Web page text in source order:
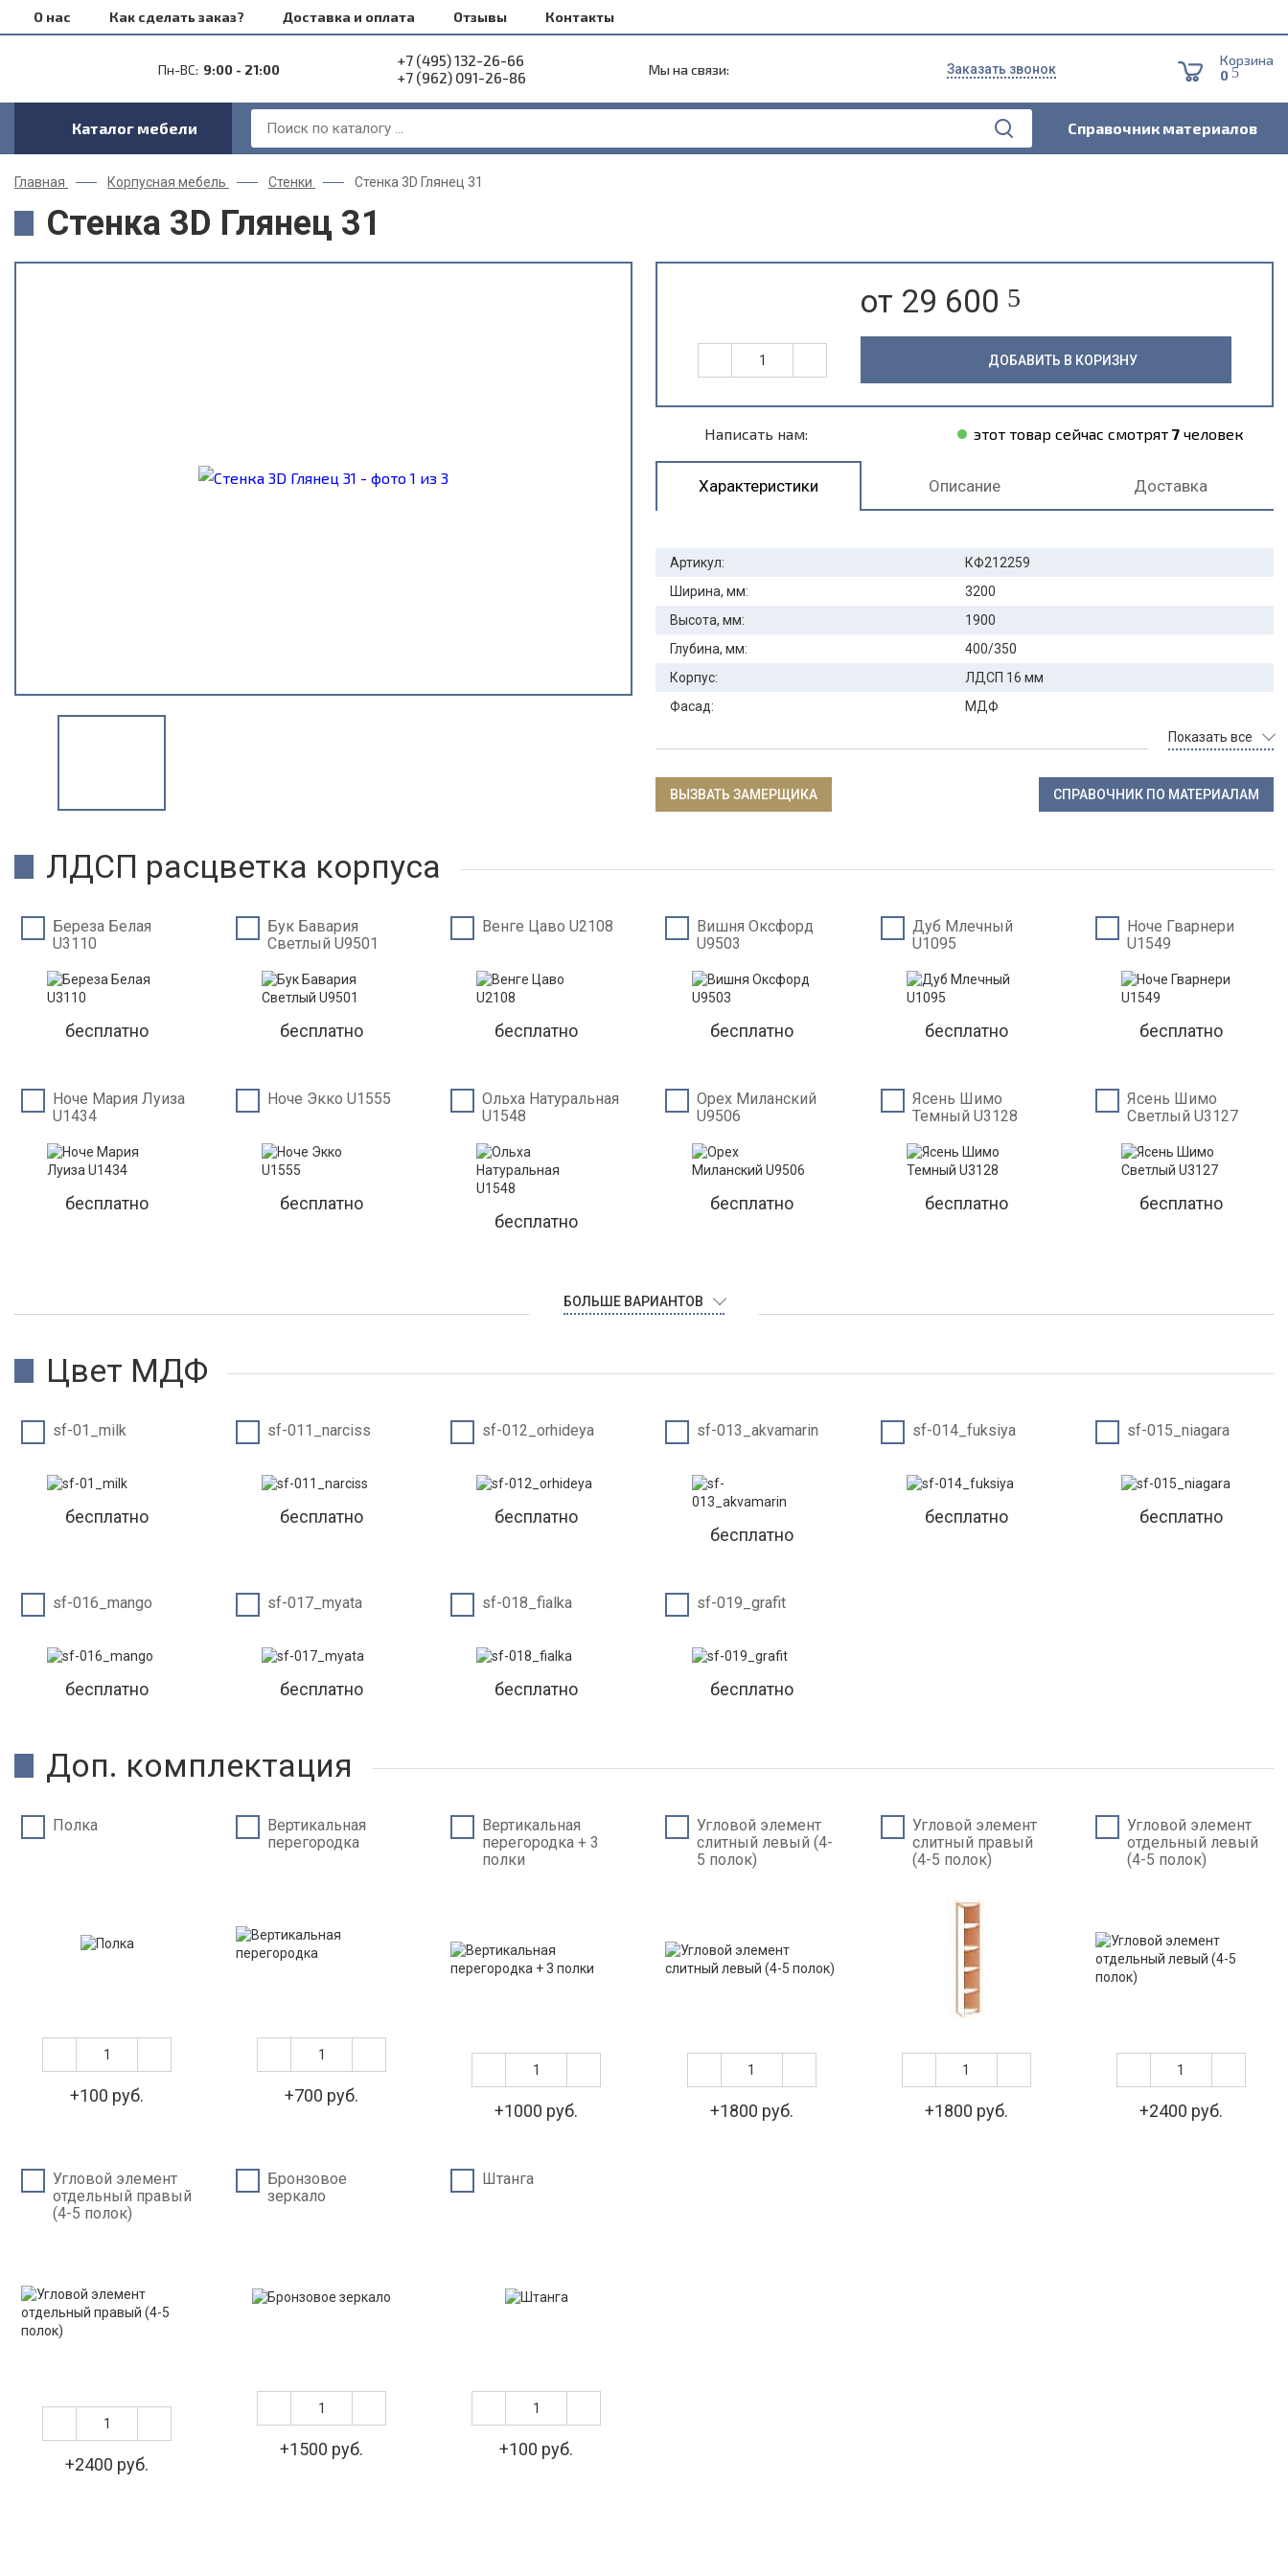
О нас Как сделать заказ? Доставка и оплата Отзывы Контакты
Пн-ВС: 9:00 - 21:00
+7 (495) 132-26-66
+7 (962) 091-26-86
Мы на связи: Заказать звонок
Корзина
0 5
Каталог мебели Справочник материалов
Главная Корпусная мебель Стенки Стенка 3D Глянец 31
Стенка 3D Глянец 31
от 29 600 5
ДОБАВИТЬ В КОРИЗНУ
Написать нам: этот товар сейчас смотрят7 человек
Характеристики Описание Доставка
Артикул:
КФ212259
Ширина, мм:
3200
Высота, мм:
1900
Глубина, мм:
400/350
Корпус:
ЛДСП 16 мм
Фасад:
МДФ
Показать все
ВЫЗВАТЬ ЗАМЕРЩИКА СПРАВОЧНИК ПО МАТЕРИАЛАМ
ЛДСП расцветка корпуса
Береза Белая
U3110
бесплатно
Бук Бавария
Светлый U9501
бесплатно
Венге Цаво U2108
бесплатно
Вишня Оксфорд
U9503
бесплатно
Дуб Млечный
U1095
бесплатно
Ноче Гварнери
U1549
бесплатно
Ноче Мария Луиза
U1434
бесплатно
Ноче Экко U1555
бесплатно
Ольха Натуральная
U1548
бесплатно
Орех Миланский
U9506
бесплатно
Ясень Шимо
Темный U3128
бесплатно
Ясень Шимо
Светлый U3127
бесплатно
БОЛЬШЕ ВАРИАНТОВ
Цвет МДФ
sf-01_milk
бесплатно
sf-011_narciss
бесплатно
sf-012_orhideya
бесплатно
sf-013_akvamarin
бесплатно
sf-014_fuksiya
бесплатно
sf-015_niagara
бесплатно
sf-016_mango
бесплатно
sf-017_myata
бесплатно
sf-018_fialka
бесплатно
sf-019_grafit
бесплатно
Доп. комплектация
Полка
+100 руб.
Вертикальная
перегородка
+700 руб.
Вертикальная
перегородка + 3
полки
+1000 руб.
Угловой элемент
слитный левый (4-
5 полок)
+1800 руб.
Угловой элемент
слитный правый
(4-5 полок)
+1800 руб.
Угловой элемент
отдельный левый
(4-5 полок)
+2400 руб.
Угловой элемент
отдельный правый
(4-5 полок)
+2400 руб.
Бронзовое
зеркало
+1500 руб.
Штанга
+100 руб.